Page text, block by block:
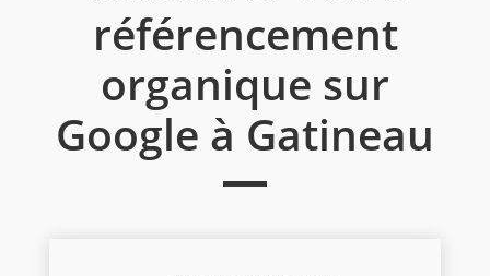
référencement
organique sur
Google à Gatineau